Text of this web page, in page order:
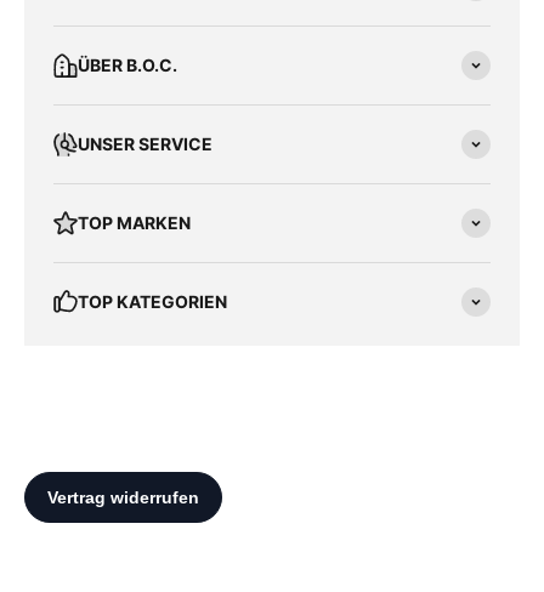
ÜBER B.O.C.
UNSER SERVICE
TOP MARKEN
TOP KATEGORIEN